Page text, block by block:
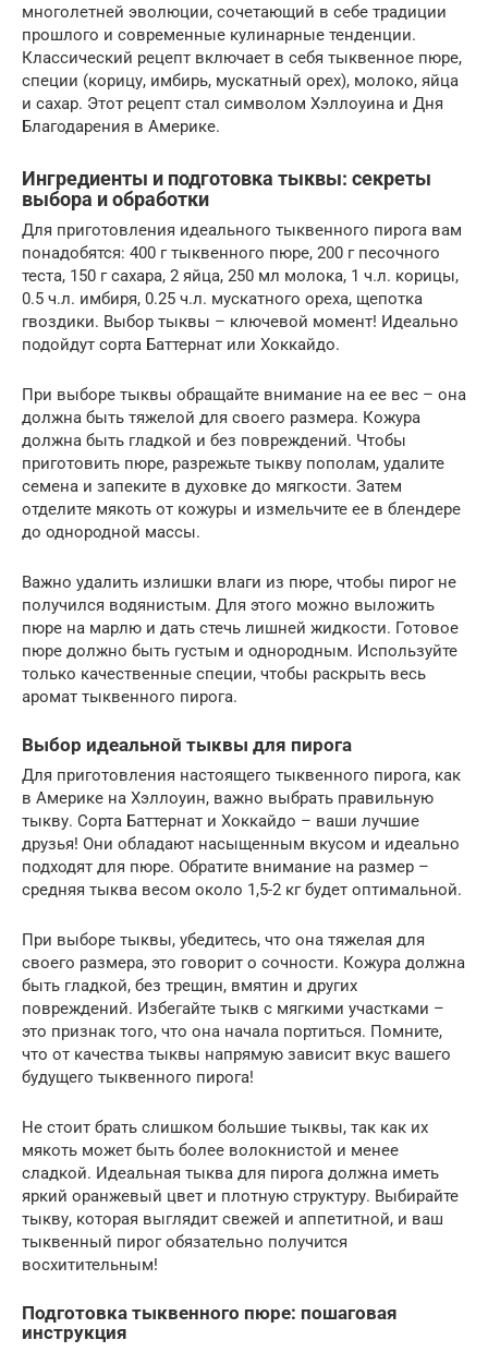
многолетней эволюции, сочетающий в себе традиции
прошлого и современные кулинарные тенденции.
Классический рецепт включает в себя тыквенное пюре,
специи (корицу, имбирь, мускатный орех), молоко, яйца
и сахар. Этот рецепт стал символом Хэллоуина и Дня
Благодарения в Америке.
Ингредиенты и подготовка тыквы: секреты
выбора и обработки
Для приготовления идеального тыквенного пирога вам
понадобятся: 400 г тыквенного пюре, 200 г песочного
теста, 150 г сахара, 2 яйца, 250 мл молока, 1 ч.л. корицы,
0.5 ч.л. имбиря, 0.25 ч.л. мускатного ореха, щепотка
гвоздики. Выбор тыквы – ключевой момент! Идеально
подойдут сорта Баттернат или Хоккайдо.
При выборе тыквы обращайте внимание на ее вес – она
должна быть тяжелой для своего размера. Кожура
должна быть гладкой и без повреждений. Чтобы
приготовить пюре, разрежьте тыкву пополам, удалите
семена и запеките в духовке до мягкости. Затем
отделите мякоть от кожуры и измельчите ее в блендере
до однородной массы.
Важно удалить излишки влаги из пюре, чтобы пирог не
получился водянистым. Для этого можно выложить
пюре на марлю и дать стечь лишней жидкости. Готовое
пюре должно быть густым и однородным. Используйте
только качественные специи, чтобы раскрыть весь
аромат тыквенного пирога.
Выбор идеальной тыквы для пирога
Для приготовления настоящего тыквенного пирога, как
в Америке на Хэллоуин, важно выбрать правильную
тыкву. Сорта Баттернат и Хоккайдо – ваши лучшие
друзья! Они обладают насыщенным вкусом и идеально
подходят для пюре. Обратите внимание на размер –
средняя тыква весом около 1,5-2 кг будет оптимальной.
При выборе тыквы, убедитесь, что она тяжелая для
своего размера, это говорит о сочности. Кожура должна
быть гладкой, без трещин, вмятин и других
повреждений. Избегайте тыкв с мягкими участками –
это признак того, что она начала портиться. Помните,
что от качества тыквы напрямую зависит вкус вашего
будущего тыквенного пирога!
Не стоит брать слишком большие тыквы, так как их
мякоть может быть более волокнистой и менее
сладкой. Идеальная тыква для пирога должна иметь
яркий оранжевый цвет и плотную структуру. Выбирайте
тыкву, которая выглядит свежей и аппетитной, и ваш
тыквенный пирог обязательно получится
восхитительным!
Подготовка тыквенного пюре: пошаговая
инструкция